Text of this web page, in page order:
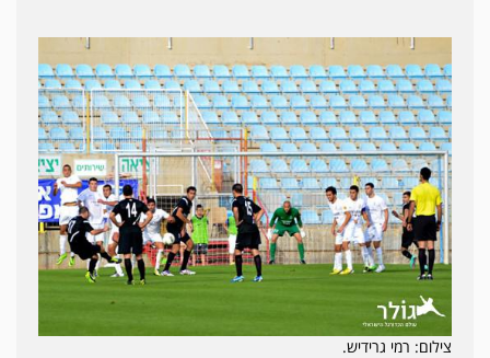
צילום: רמי גרידיש.